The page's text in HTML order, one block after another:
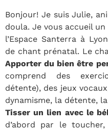
Bonjour! Je suis Julie,
doula. Je vous accueil
l’Espace Santerra à
de chant prénatal. Le
Apporter du bien être
comprend des
détente), des jeux
dynamisme, la détente,
Tisser un lien avec le
d’abord par le